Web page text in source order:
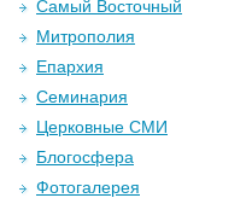
Самый Восточный
Митрополия
Епархия
Семинария
Церковные СМИ
Блогосфера
Фотогалерея